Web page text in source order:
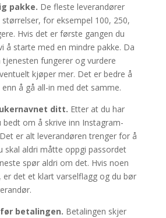
pakke. De fleste leverandører
for eksempel 100, 250,
Hvis det er første gangen du
å starte med en mindre pakke. Da
tjenesten fungerer og vurdere
kjøper mer. Det er bedre å
å gå all-in med det samme.
ditt. Etter at du har
bedt om å skrive inn Instagram-
er alt leverandøren trenger for å
skal aldri måtte oppgi passordet
spør aldri om det. Hvis noen
det et klart varselflagg og du bør
betalingen. Betalingen skjer